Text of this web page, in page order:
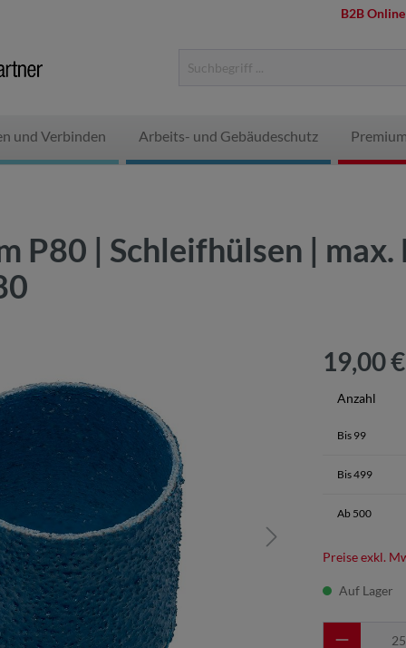
B2B
und Verbinden Arbeits- und Gebäudeschutz
P80 | Schleifhülsen |
19,00 €
Anzahl
Bis 99
Bis499
Ab 500
Preise exkl.
Auf Lager